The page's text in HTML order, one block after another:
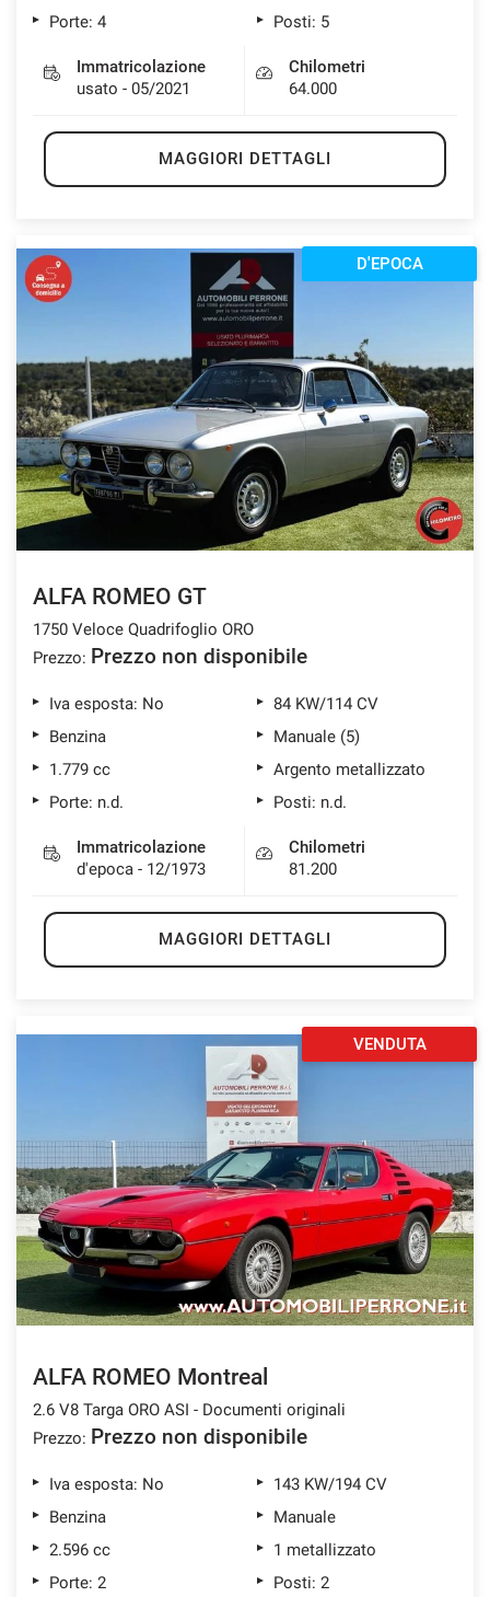
Porte: 4
Posti: 5
Immatricolazione
usato - 05/2021
Chilometri
64.000
MAGGIORI DETTAGLI
D'EPOCA
ALFA ROMEO GT
1750 Veloce Quadrifoglio ORO
Prezzo: Prezzo non disponibile
Iva esposta: No
84 KW/114 CV
Benzina
Manuale (5)
1.779 cc
Argento metallizzato
Porte: n.d.
Posti: n.d.
Immatricolazione
d'epoca - 12/1973
Chilometri
81.200
MAGGIORI DETTAGLI
VENDUTA
ALFA ROMEO Montreal
2.6 V8 Targa ORO ASI - Documenti originali
Prezzo: Prezzo non disponibile
Iva esposta: No
143 KW/194 CV
Benzina
Manuale
2.596 cc
1 metallizzato
Porte: 2
Posti: 2